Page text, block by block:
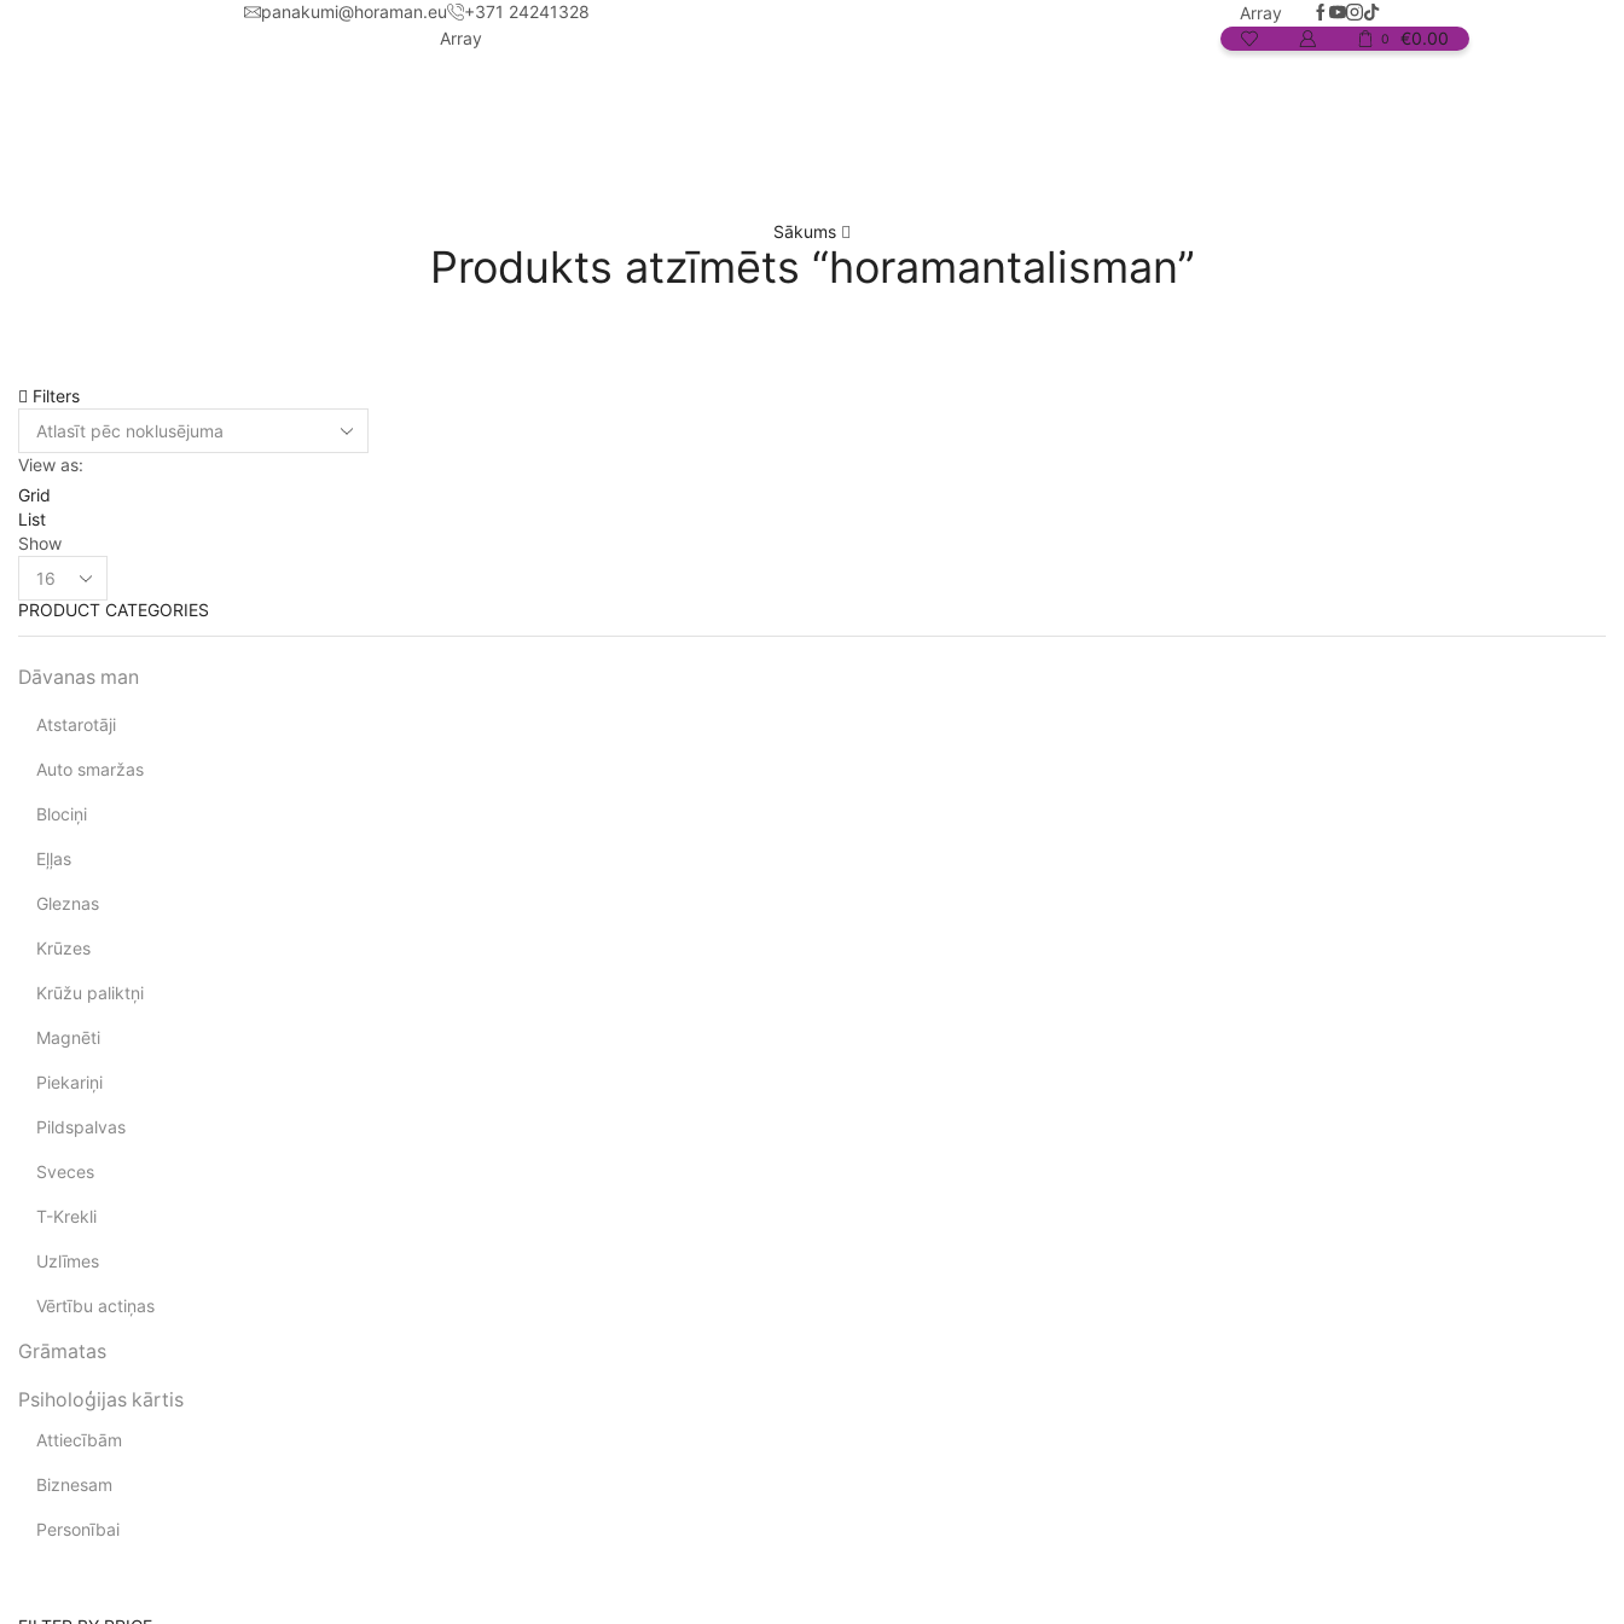
panakumi@horaman.eu +371 24241328
Array
Array
0 €0.00
Sākums
Produkts atzīmēts “horamantalisman”
Filters
View as:
Grid
List
Show
PRODUCT CATEGORIES
Dāvanas man
Atstarotāji
Auto smaržas
Blociņi
Eļļas
Gleznas
Krūzes
Krūžu paliktņi
Magnēti
Piekariņi
Pildspalvas
Sveces
T-Krekli
Uzlīmes
Vērtību actiņas
Grāmatas
Psiholoģijas kārtis
Attiecībām
Biznesam
Personībai